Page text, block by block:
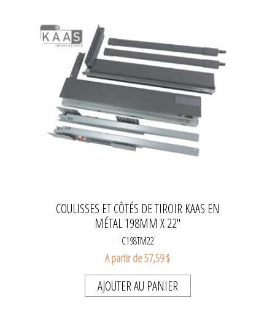
COULISSES ET CÔTÉS DE TIROIR KAAS EN
MÉTAL 198MM X 22''
C198TM22
A partir de 57,59 $
AJOUTER AU PANIER